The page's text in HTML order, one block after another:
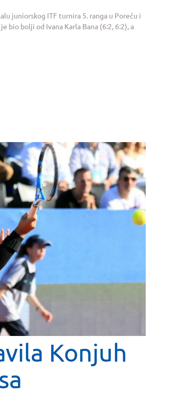
juniorskog ITF turnira 5. ranga u Poreču i
bolji od Ivana Karla Bana (6:2, 6:2), a
Konjuh